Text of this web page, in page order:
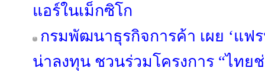
แอร์ในเม็กซิโก
กรมพัฒนาธุรกิจการค้า เผย ‘แฟ
น่าลงทุน ชวนร่วมโครงการ “ไทย